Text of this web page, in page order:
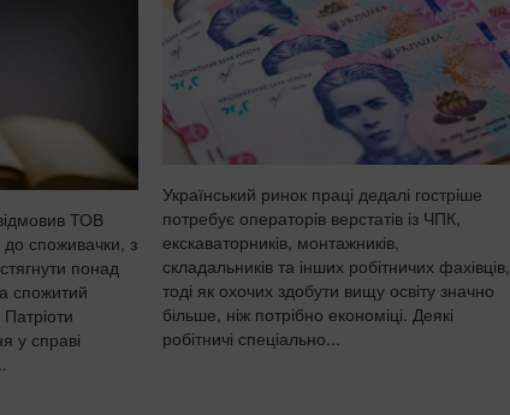
ТОВ
до споживачки, з
понад
спожитий
у справі
Український ринок праці дедалі гостріше
потребує операторів верстатів із ЧПК,
екскаваторників, монтажників,
складальників та інших робітничих фахівців,
тоді як охочих здобути вищу освіту значно
більше, ніж потрібно економіці. Деякі
робітничі спеціально...